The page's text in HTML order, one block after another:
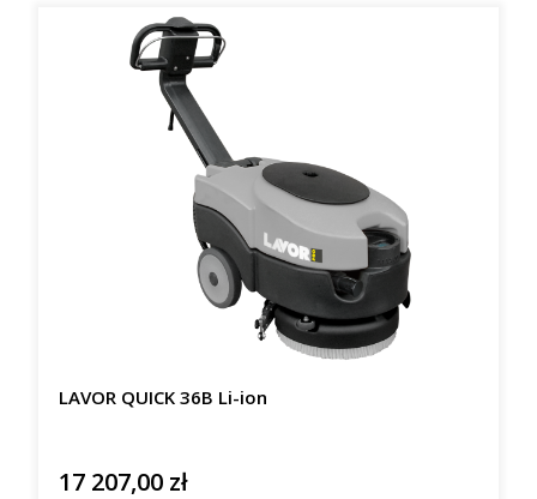
LAVOR QUICK 36B Li-ion
Cena
17 207,00 zł